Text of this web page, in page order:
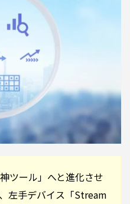
ツール」へと進化させ
左手デバイス「Stream